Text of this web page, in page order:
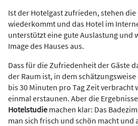
Ist der Hotelgast zufrieden, stehen die
wiederkommt und das Hotel im
unterstützt eine gute Auslastung und
Image des Hauses aus.
Dass für die Zufriedenheit der Gäste
der Raum ist, in dem
bis 30 Minuten pro Tag Zeit verbracht
einmal erstaunen. Aber die
Hotelstudie machen klar: Das
man sich frisch und schön macht und